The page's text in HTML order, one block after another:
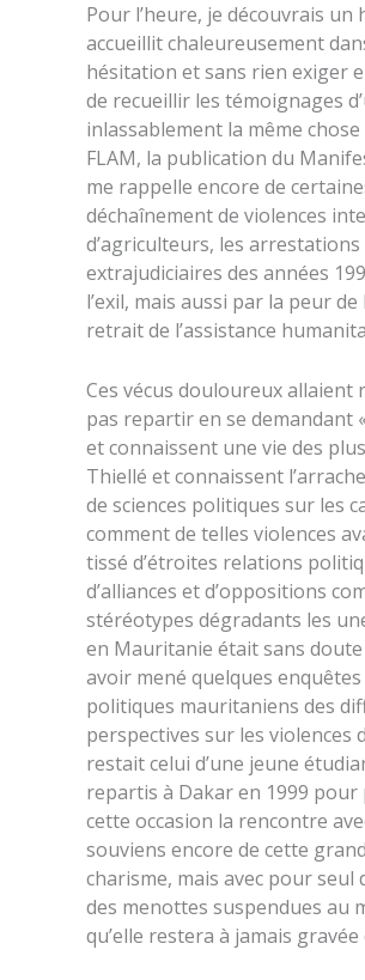
Pour l’heure, je découvrais
accueillit chaleureusement
hésitation et sans rien exiger
de recueillir les témoignages
inlassablement la même
FLAM, la publication du
me rappelle encore de
déchaînement de violences
d’agriculteurs, les
extrajudiciaires des années
l’exil, mais aussi par la peur
retrait de l’assistance
Ces vécus douloureux
pas repartir en se demandant
et connaissent une vie des
Thiellé et connaissent
de sciences politiques sur les
comment de telles violences
tissé d’étroites relations
d’alliances et d’oppositions
stéréotypes dégradants les
en Mauritanie était sans
avoir mené quelques
politiques mauritaniens des
perspectives sur les violences
restait celui d’une jeune
repartis à Dakar en 1999 pour
cette occasion la rencontre
souviens encore de cette
charisme, mais avec pour
des menottes suspendues au
qu’elle restera à jamais